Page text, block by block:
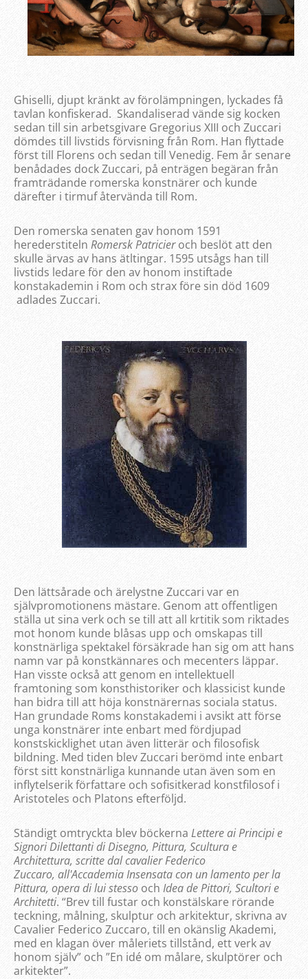
Ghiselli, djupt kränkt av förolämpningen, lyckades få
tavlan konfiskerad. Skandaliserad vände sig kocken
sedan till sin arbetsgivare Gregorius XIII och Zuccari
dömdes till livstids förvisning från Rom. Han flyttade
först till Florens och sedan till Venedig. Fem år senare
benådades dock Zuccari, på enträgen begäran från
framträdande romerska konstnärer och kunde
därefter i tirmuf återvända till Rom.
Den romerska senaten gav honom 1591
herederstiteln Romersk Patricieroch beslöt att den
skulle ärvas av hans ätltingar. 1595 utsågs han till
livstids ledare för den av honom instiftade
konstakademin i Rom och strax före sin död 1609
adlades Zuccari.
Den lättsårade och ärelystne Zuccari var en
självpromotionens mästare. Genom att offentligen
ställa ut sina verk och se till att all krtitik som riktades
mot honom kunde blåsas upp och omskapas till
konstnärliga spektakel försäkrade han sig om att hans
namn var på konstkännares och mecenters läppar.
Han visste också att genom en intellektuell
framtoning som konsthistoriker och klassicist kunde
han bidra till att höja konstnärernas sociala status.
Han grundade Roms konstakademi i avsikt att förse
unga konstnärer inte enbart med fördjupad
konstskicklighet utan även litterär och filosofisk
bildning. Med tiden blev Zuccari berömd inte enbart
först sitt konstnärliga kunnande utan även som en
inflytelserik författare och sofisitkerad konstfilosof i
Aristoteles och Platons efterföljd.
Ständigt omtryckta blev böckerna Lettere ai Principi e
Signori Dilettanti di Disegno, Pittura, Scultura e
Architettura, scritte dal cavalier Federico
Zuccaro, all'Accademia Insensata con un lamento per la
Pittura, opera di lui stesso och Idea de Pittori, Scultori e
Architetti. “Brev till fustar och konstälskare rörande
teckning, målning, skulptur och arkitektur, skrivna av
Cavalier Federico Zuccaro, till en okänslig Akademi,
med en klagan över måleriets tillstånd, ett verk av
honom själv” och ”En idé om målare, skulptörer och
arkitekter”.